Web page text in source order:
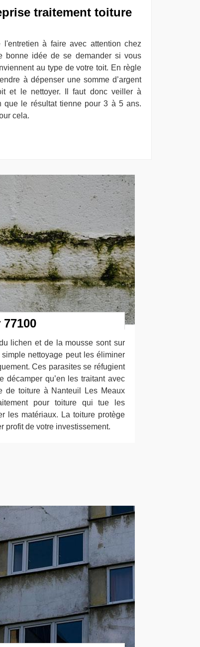
traitement toiture
à faire avec attention chez
bonne idée de se demander si vous
au type de votre toit. En règle
à dépenser une somme d’argent
et le nettoyer. Il faut donc veiller à
que le résultat tienne pour 3 à 5 ans.
cela.
lichen et de la mousse sont sur
nettoyage peut les éliminer
Ces parasites se réfugient
décamper qu’en les traitant avec
de toiture à Nanteuil Les Meaux
pour toiture qui tue les
les matériaux. La toiture protège
profit de votre investissement.